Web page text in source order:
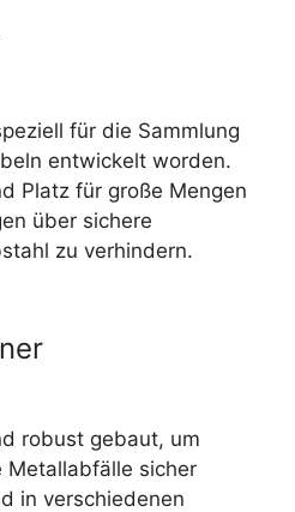
für die Sammlung
entwickelt worden.
Platz für große Mengen
über sichere
zu verhindern.
robust gebaut, um
Metallabfälle sicher
in verschiedenen